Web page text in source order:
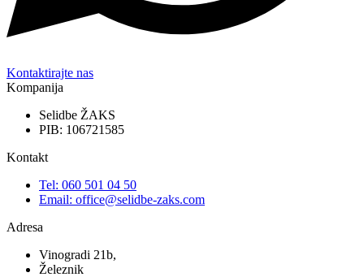
Kontaktirajte nas
Kompanija
Selidbe ŽAKS
PIB: 106721585
Kontakt
Tel: 060 501 04 50
Email: office@selidbe-zaks.com
Adresa
Vinogradi 21b,
Železnik